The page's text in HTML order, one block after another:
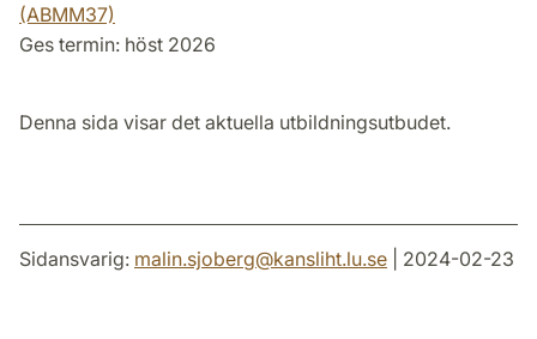
(ABMM37)
Ges termin: höst 2026
Denna sida visar det aktuella utbildningsutbudet.
Sidansvarig: malin.sjoberg@kansliht.lu.se | 2024-02-23